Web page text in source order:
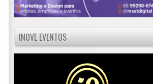
INOVE EVENTOS